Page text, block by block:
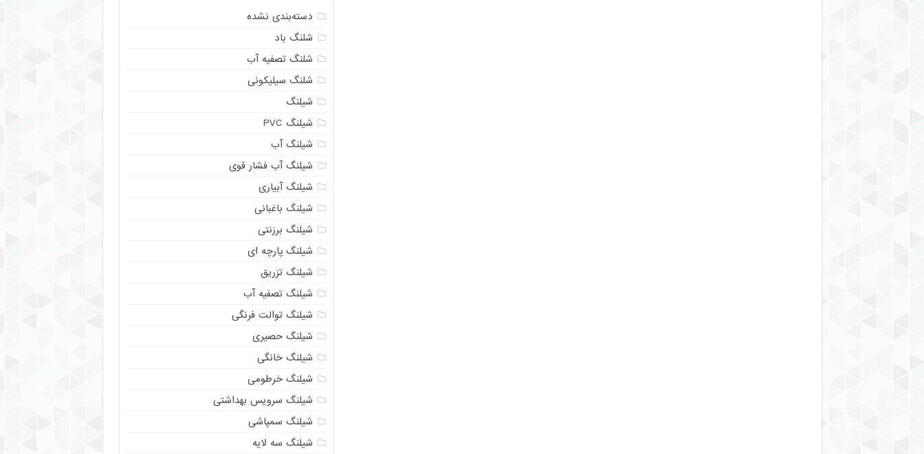
دسته‌بندی نشده
شلنگ باد
شلنگ تصفیه آب
شلنگ سیلیکونی
شیلنگ
شیلنگ PVC
شیلنگ آب
شیلنگ آب فشار قوی
شیلنگ آبیاری
شیلنگ باغبانی
شیلنگ برزنتی
شیلنگ پارچه ای
شیلنگ تزریق
شیلنگ تصفیه آب
شیلنگ توالت فرنگی
شیلنگ حصیری
شیلنگ خانگی
شیلنگ خرطومی
شیلنگ سرویس بهداشتی
شیلنگ سمپاشی
شیلنگ سه لایه